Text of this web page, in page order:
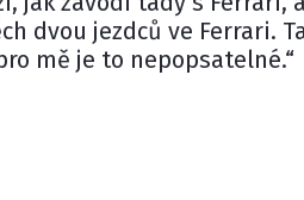
dvou jezdců ve Ferrari.
mě je to nepopsatelné.“